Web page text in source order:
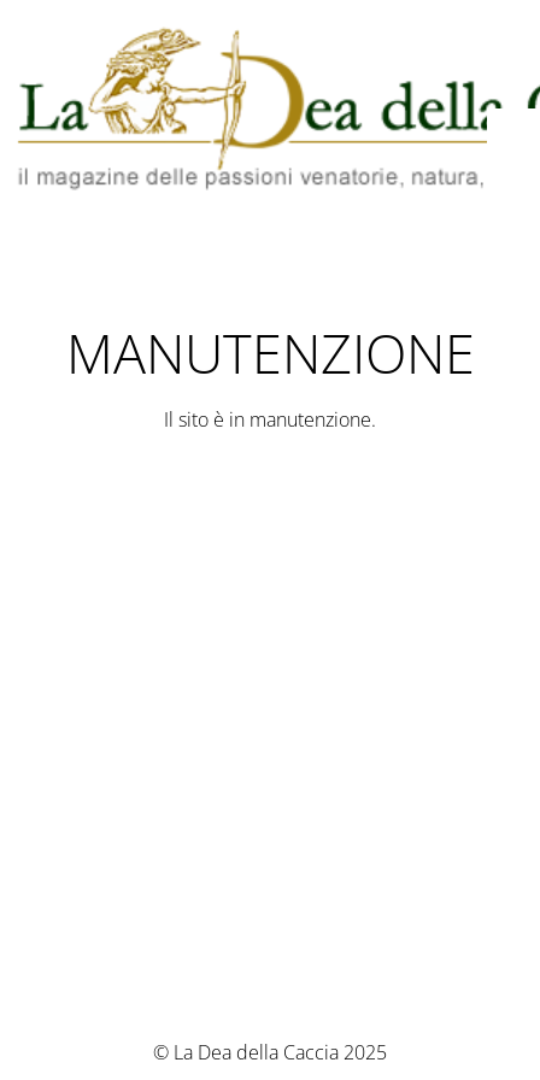
MANUTENZIONE
Il sito è in manutenzione.
© La Dea della Caccia 2025